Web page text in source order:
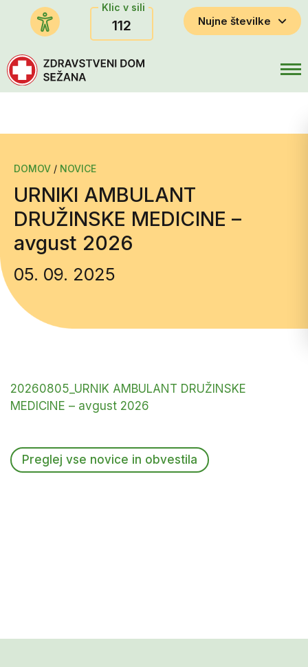
Klic v sili
112 Nujne številke
DOMOV / NOVICE
URNIKI AMBULANT
DRUŽINSKE MEDICINE –
avgust 2026
05. 09. 2025
20260805_URNIK AMBULANT DRUŽINSKE
MEDICINE – avgust 2026
Preglej vse novice in obvestila